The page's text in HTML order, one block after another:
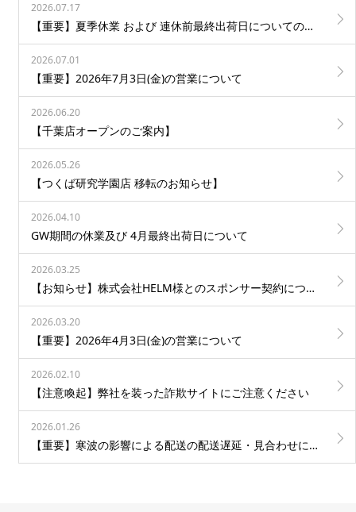
2026.07.17
【重要】夏季休業 および 連休前最終出荷日についてのお知らせ
2026.07.01
【重要】2026年7月3日(金)の営業について
2026.06.20
【千葉店オープンのご案内】
2026.05.26
【つくば研究学園店 移転のお知らせ】
2026.04.10
GW期間の休業及び 4月最終出荷日について
2026.03.25
【お知らせ】株式会社HELM様とのスポンサー契約について
2026.03.20
【重要】2026年4月3日(金)の営業について
2026.02.10
【注意喚起】弊社を装った詐欺サイトにご注意ください
2026.01.26
【重要】寒波の影響による配送の配送遅延・見合わせについて